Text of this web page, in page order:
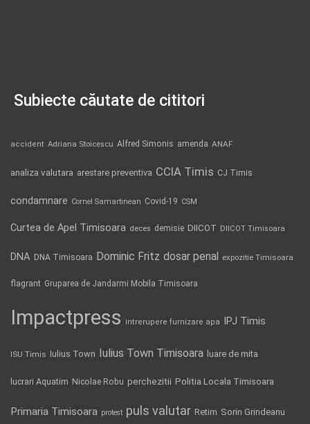
Subiecte căutate de cititori
accident Adriana Stoicescu Alfred Simonis amenda ANAF
analiza valutara arestare preventiva CCIA Timis CJ Timis
condamnare Cornel Samartinean Covid-19 CSM
Curtea de Apel Timisoara deces demisie DIICOT DIICOT Timisoara
DNA DNA Timisoara Dominic Fritz dosar penal expozitie Timisoara
flagrant Gruparea de Jandarmi Mobila Timisoara
Impactpress intrerupere furnizare apa IPJ Timis
ISU Timis Iulius Town Iulius Town Timisoara luare de mita
lucrari Aquatim Nicolae Robu perchezitii Politia Locala Timisoara
Primaria Timisoara protest puls valutar Retim Sorin Grindeanu